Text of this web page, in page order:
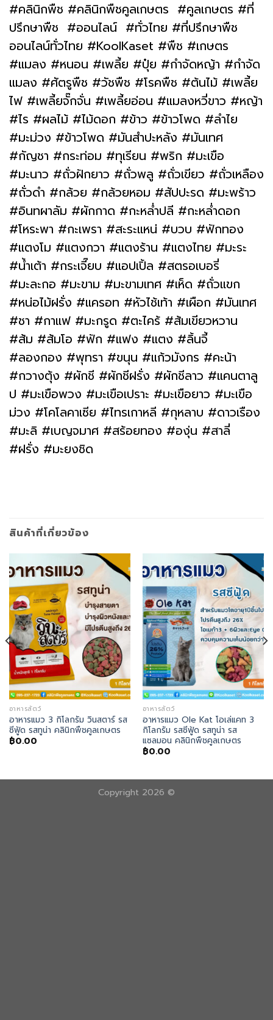
#คลินิกพืช #คลินิกพืชคูลเกษตร #คูลเกษตร #ที่
ปรึกษาพืช #ออนไลน์ #ทั่วไทย #ที่ปรึกษาพืช
ออนไลน์ทั่วไทย #KoolKaset #พืช #เกษตร
#แมลง #หนอน #เพลี้ย #ปุ๋ย #กำจัดหญ้า #กำจัด
แมลง #ศัตรูพืช #วัชพืช #โรคพืช #ต้นไม้ #เพลี้ย
ไฟ #เพลี้ยจั๊กจั่น #เพลี้ยอ่อน #แมลงหวี่ขาว #หญ้า
#ไร #ผลไม้ #ไม้ดอก #ข้าว #ข้าวโพด #ลำไย
#มะม่วง #ข้าวโพด #มันสำปะหลัง #มันเทศ
#กัญชา #กระท่อม #ทุเรียน #พริก #มะเขือ
#มะนาว #ถั่วฝักยาว #ถั่วพลู #ถั่วเขียว #ถั่วเหลือง
#ถั่วดำ #กล้วย #กล้วยหอม #สัปปะรด #มะพร้าว
#อินทผาลัม #ผักกาด #กะหล่ำปลี #กะหล่ำดอก
#โหระพา #กะเพรา #สะระแหน่ #บวบ #ฟักทอง
#แตงโม #แตงกวา #แตงร้าน #แตงไทย #มะระ
#น้ำเต้า #กระเจี๊ยบ #แอปเปิ้ล #สตรอเบอรี่
#มะละกอ #มะขาม #มะขามเทศ #เห็ด #ถั่วแขก
#หน่อไม้ฝรั่ง #แครอท #หัวไช้เท้า #เผือก #มันเทศ
#ชา #กาแฟ #มะกรูด #ตะไคร้ #ส้มเขียวหวาน
#ส้ม #ส้มโอ #ฟัก #แฟง #แตง #ลิ้นจี้
#ลองกอง #พุทรา #ขนุน #แก้วมังกร #คะน้า
#กวางตุ้ง #ผักชี #ผักชีฝรั่ง #ผักชีลาว #แคนตาลู
ป #มะเขือพวง #มะเขือเปราะ #มะเขือยาว #มะเขือ
ม่วง #โคโลคาเซีย #ไทรเกาหลี #กุหลาบ #ดาวเรือง
#มะลิ #เบญจมาศ #สร้อยทอง #องุ่น #สาลี่
#ฝรั่ง #มะยงชิด
สินค้าที่เกี่ยวข้อง
อาหารสัตว์
อาหารแมว 3 กิโลกรัม วินสตาร์ รส
ซีฟู้ด รสทูน่า คลินิกพืชคูลเกษตร
฿0.00
อาหารสัตว์
อาหารแมว Ole Kat โอเล่แคท 3
กิโลกรัม รสซีฟู้ด รสทูน่า รส
แซลมอน คลินิกพืชคูลเกษตร
฿0.00
Copyright 2026 ©